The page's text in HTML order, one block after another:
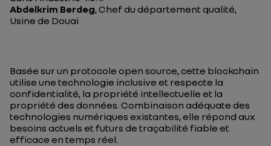
Abdelkrim Berdeg, Chef du département qualité,
Usine de Douai
Basée sur un protocole open source, cette blockchain
utilise une technologie inclusive et respecte la
confidentialité, la propriété intellectuelle et la
propriété des données. Combinaison adéquate des
technologies numériques existantes, elle répond aux
besoins actuels et futurs de traçabilité fiable et
efficace en temps réel.